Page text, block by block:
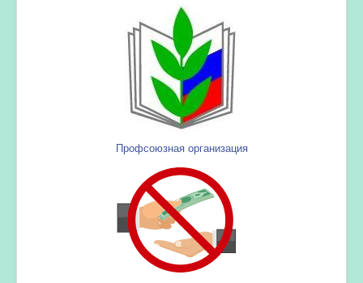
Профсоюзная организация